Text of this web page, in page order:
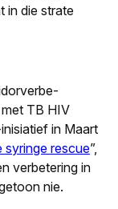
in die strate
TB HIV
in Maart
syringe rescue”,
verbetering in
nie.